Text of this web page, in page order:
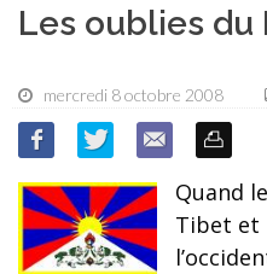
Les oublies du
mercredi 8 octobre 2008
Quand
Tibet et